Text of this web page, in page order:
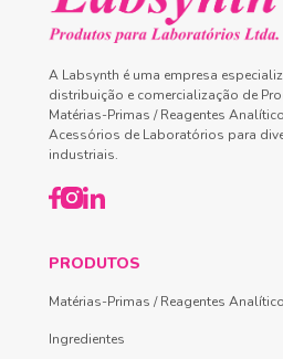
A Labsynth é uma empresa
distribuição e comercialização de
Matérias-Primas / Reagentes
Acessórios de Laboratórios para
industriais.
PRODUTOS
Matérias-Primas / Reagentes
Ingredientes